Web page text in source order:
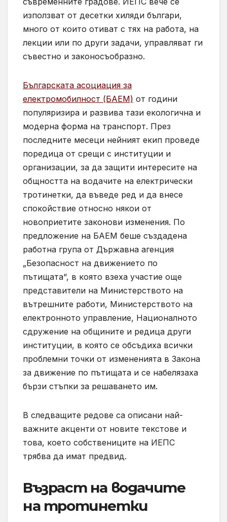
използват от десетки хиляди българи,
много от които отиват с тях на работа, на
лекции или по други задачи, управляват ги
съвестно и законосъобразно.
Българската асоциация за
електромобилност (БАЕМ) от години
популяризира и развива тази екологична и
модерна форма на транспорт. През
последните месеци нейният екип проведе
поредица от срещи с институции и
организации, за да защити интересите на
общността на водачите на електрически
тротинетки, да въведе ред и да внесе
спокойствие относно някои от
новоприетите законови изменения. По
предложение на БАЕМ беше създадена
работна група от Държавна агенция
„Безопасност на движението по
пътищата“, в която взеха участие още
представители на Министерството на
вътрешните работи, Министерството на
електронното управление, Националното
сдружение на общините и редица други
институции, в която се обсъдиха всички
проблемни точки от измененията в Закона
за движение по пътищата и се набелязаха
бързи стъпки за решаването им.
В следващите редове са описани най-
важните акценти от новите текстове и
това, което собствениците на ИЕПС
трябва да имат предвид.
Възраст на водачите
на тротинетки